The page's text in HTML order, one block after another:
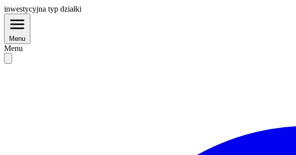
inwestycyjna typ działki
Menu
Menu